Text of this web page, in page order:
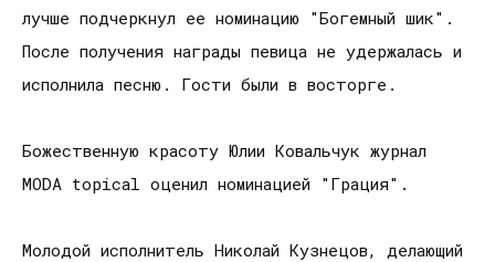
лучше подчеркнул ее номинацию "Богемный шик".
После получения награды певица не удержалась и
исполнила песню. Гости были в восторге.
Божественную красоту Юлии Ковальчук журнал
MODA topical оценил номинацией "Грация".
Молодой исполнитель Николай Кузнецов, делающий